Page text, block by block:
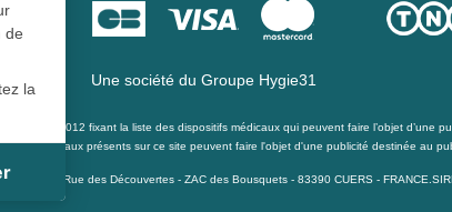
Une société du Groupe Hygie31
2012 fixant la liste des dispositifs médicaux qui peuvent faire l’objet d’une
médicaux présents sur ce site peuvent faire l'objet d'une publicité destinée au
Euro - 15 Rue des Découvertes - ZAC des Bousquets - 83390 CUERS -
de
la